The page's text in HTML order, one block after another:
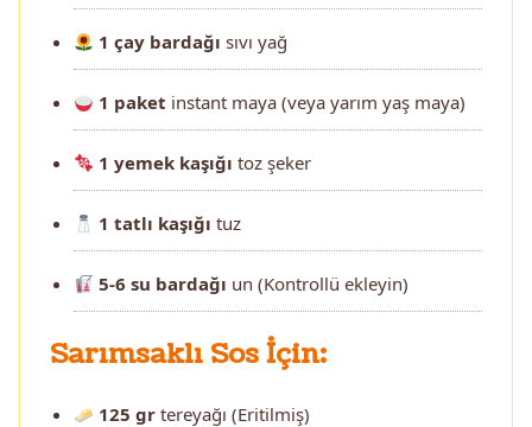
1 çay bardağı sıvı yağ
1 paket instant maya (veya yarım yaş maya)
1 yemek kaşığı toz şeker
1 tatlı kaşığı tuz
5-6 su bardağı un (Kontrollü ekleyin)
Sarımsaklı Sos İçin:
125 gr tereyağı (Eritilmiş)